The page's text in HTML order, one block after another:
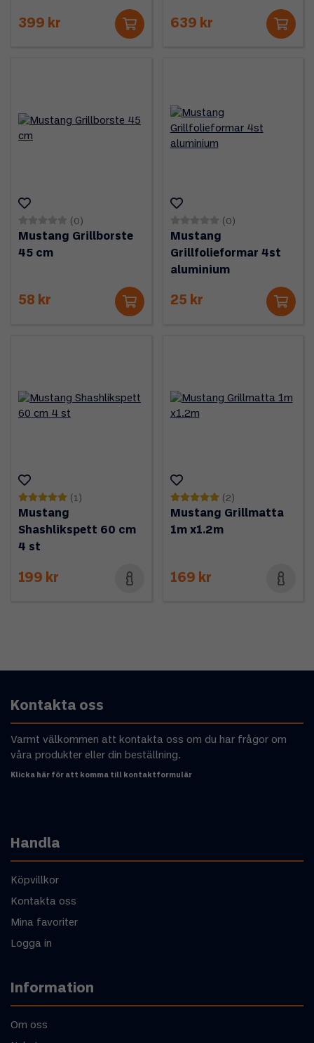
399 kr 639 kr
(0)
Mustang Grillborste
45 cm
58 kr
(0)
Mustang
Grillfolieformar 4st
aluminium
25 kr
(1)
Mustang
Shashlikspett 60 cm
4 st
199 kr
(2)
Mustang Grillmatta
1m x1.2m
169 kr
Kontakta oss
Varmt välkommen att kontakta oss om du har frågor om
våra produkter eller din beställning.
Klicka här för att komma till kontaktformulär
Handla
Köpvillkor
Kontakta oss
Mina favoriter
Logga in
Information
Om oss